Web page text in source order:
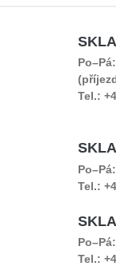
Tel.:
Tel.:
Tel.: